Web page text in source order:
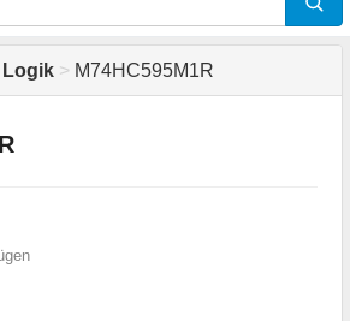
Logik > M74HC595M1R